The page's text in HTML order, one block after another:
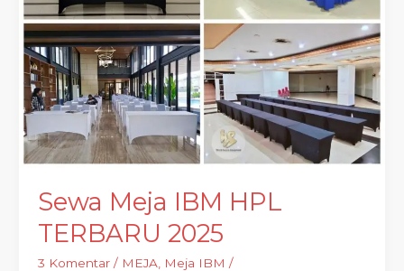
Sewa Meja IBM HPL
TERBARU 2025
3 Komentar / MEJA Meja IBM /